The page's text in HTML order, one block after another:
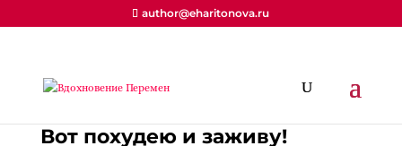
author@eharitonova.ru
Вот похудею и заживу!